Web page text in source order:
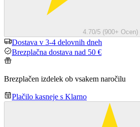
4.70/5 (900+ Ocen)
Dostava v 3-4 delovnih dneh
Brezplačna dostava nad 50 €
Brezplačen izdelek ob vsakem naročilu
Plačilo kasneje s Klarno